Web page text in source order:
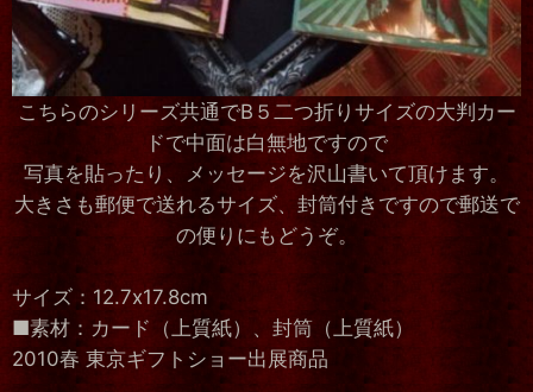
こちらのシリーズ共通でB５二つ折りサイズの大判カー
ドで中面は白無地ですので
写真を貼ったり、メッセージを沢山書いて頂けます。
大きさも郵便で送れるサイズ、封筒付きですので郵送で
の便りにもどうぞ。
サイズ：12.7x17.8cm
■素材：カード（上質紙）、封筒（上質紙）
2010春 東京ギフトショー出展商品